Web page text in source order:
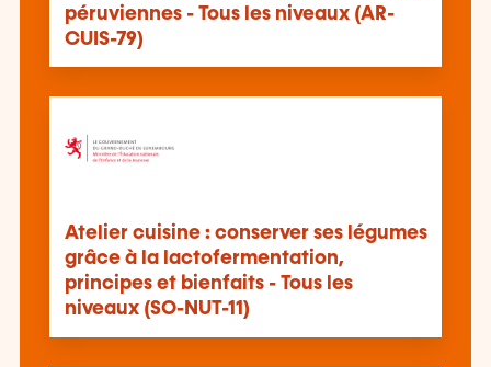
péruviennes - Tous les niveaux (AR-
CUIS-79)
Atelier cuisine : conserver ses légumes
grâce à la lactofermentation,
principes et bienfaits - Tous les
niveaux (SO-NUT-11)